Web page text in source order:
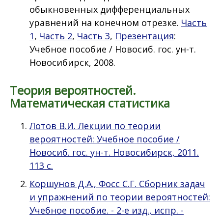
обыкновенных дифференциальных
уравнений на конечном отрезке. Часть
1, Часть 2, Часть 3, Презентация:
Учебное пособие / Новосиб. гос. ун-т.
Новосибирск, 2008.
Теория вероятностей.
Математическая статистика
Лотов В.И. Лекции по теории
вероятностей: Учебное пособие /
Новосиб. гос. ун-т. Новосибирск, 2011.
113 с.
Коршунов Д.А., Фосс С.Г. Сборник задач
и упражнений по теории вероятностей:
Учебное пособие. - 2-е изд., испр. -